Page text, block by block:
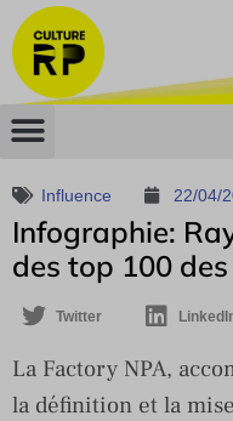
Influence 22/04/
Infographie:
des top 100
Twitter
La Factory NPA,
la définition et la